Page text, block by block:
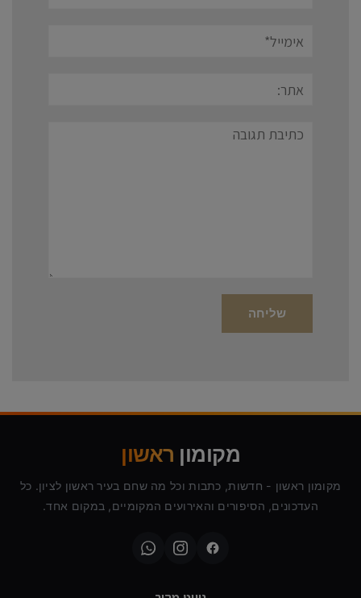
תגובה
מקומון ראשון
מקומון ראשון - חדשות, כתבות וכל מה שחם בעיר ראשון לציון. כל
העדכונים, הסיפורים והאירועים המקומיים, במקום אחד.